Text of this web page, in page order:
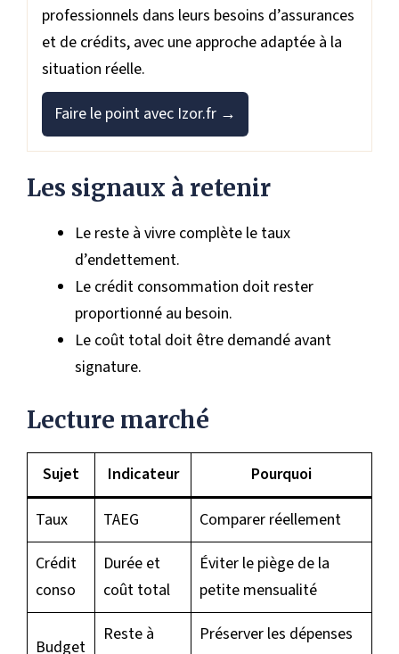
professionnels dans leurs besoins d’assurances
et de crédits, avec une approche adaptée à la
situation réelle.
Faire le point avec Izor.fr →
Les signaux à retenir
Le reste à vivre complète le taux
d’endettement.
Le crédit consommation doit rester
proportionné au besoin.
Le coût total doit être demandé avant
signature.
Lecture marché
Sujet Indicateur Pourquoi
Taux TAEG
Comparer réellement
Crédit
conso
Durée et
coût total
Éviter le piège de la
petite mensualité
Budget
Reste à
Préserver les dépenses